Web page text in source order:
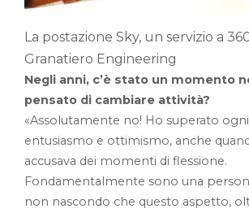
La postazione Sky, un servizio a
Granatiero Engineering
Negli anni, c’è stato un momento
pensato di cambiare attività?
«Assolutamente no! Ho superato
entusiasmo e ottimismo, anche
accusava dei momenti di flessione.
Fondamentalmente sono una
non nascondo che questo aspetto,